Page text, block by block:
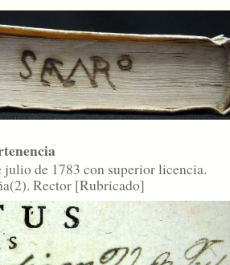
julio de 1783 con superior licencia.
Rector [Rubricado]